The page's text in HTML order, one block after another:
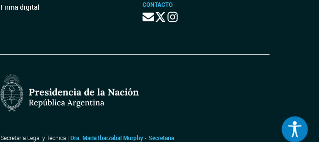
Firma digital
CONTACTO
Secretaría Legal y Técnica | Dra. María Ibarzabal Murphy - Secretaria